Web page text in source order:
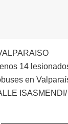
14
en